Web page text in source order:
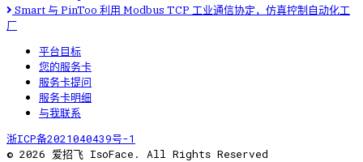
Smart 与 PinToo 利用 Modbus TCP 工业通信协定，仿真控制自动化工
厂
平台目标
您的服务卡
服务卡提问
服务卡明细
与我联系
浙ICP备2021040439号-1
© 2026 爱招飞 IsoFace. All Rights Reserved